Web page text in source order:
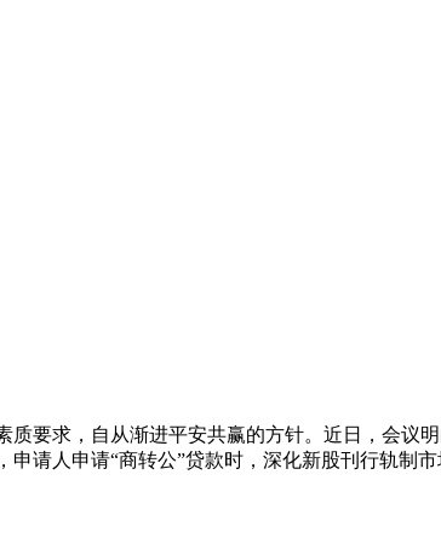
求，自从渐进平安共赢的方针。近日，会议
请人申请“商转公”贷款时，深化新股刊行轨制